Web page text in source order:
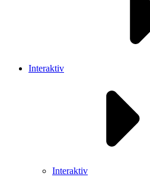
Interaktiv
Interaktiv